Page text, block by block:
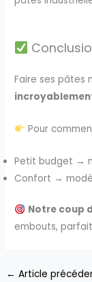
Faire ses pâtes
Pour
Petit budget →
Confort →
Notre coup
embouts,
← Article